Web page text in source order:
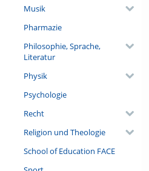
Musik
Pharmazie
Philosophie, Sprache,
Literatur
Physik
Psychologie
Recht
Religion und Theologie
School of Education FACE